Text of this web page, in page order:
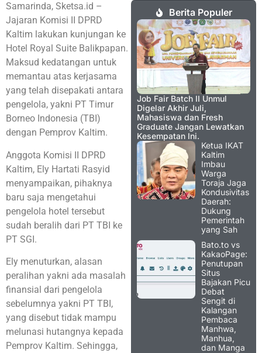
Samarinda, Sketsa.id –
Jajaran Komisi II DPRD
Kaltim lakukan kunjungan ke
Hotel Royal Suite Balikpapan.
Maksud kedatangan untuk
memantau atas kerjasama
yang telah disepakati antara
pengelola, yakni PT Timur
Borneo Indonesia (TBI)
dengan Pemprov Kaltim.
Anggota Komisi II DPRD
Kaltim, Ely Hartati Rasyid
menyampaikan, pihaknya
baru saja mengetahui
pengelola hotel tersebut
sudah beralih dari PT TBI ke
PT SGI.
Ely menuturkan, alasan
peralihan yakni ada masalah
finansial dari pengelola
sebelumnya yakni PT TBI,
yang disebut tidak mampu
melunasi hutangnya kepada
Pemprov Kaltim. Sehingga,
Berita Populer
Job Fair Batch II Unmul
Digelar Akhir Juli,
Mahasiswa dan Fresh
Graduate Jangan Lewatkan
Kesempatan Ini.
Ketua IKAT
Kaltim
Imbau
Warga
Toraja Jaga
Kondusivitas
Daerah:
Dukung
Pemerintah
yang Sah
Bato.to vs
KakaoPage:
Penutupan
Situs
Bajakan Picu
Debat
Sengit di
Kalangan
Pembaca
Manhwa,
Manhua,
dan Manga